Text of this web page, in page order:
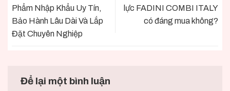
Phẩm Nhập Khẩu Uy Tín,
Bảo Hành Lâu Dài Và Lắp
Đặt Chuyên Nghiệp
lực FADINI COMBI ITALY
có đáng mua không?
Để lại một bình luận